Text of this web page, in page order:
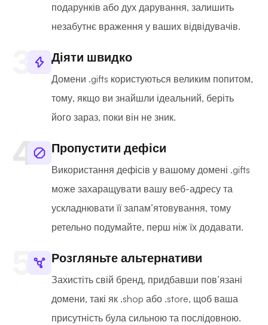
подарунків або дух дарування, залишить
незабутнє враження у ваших відвідувачів.
Діяти швидко
Домени .gifts користуються великим попитом,
тому, якщо ви знайшли ідеальний, беріть
його зараз, поки він не зник.
Пропустити дефіси
Використання дефісів у вашому домені .gifts
може захаращувати вашу веб-адресу та
ускладнювати її запам’ятовування, тому
ретельно подумайте, перш ніж їх додавати.
Розгляньте альтернативи
Захистіть свій бренд, придбавши пов’язані
домени, такі як .shop або .store, щоб ваша
присутність була сильною та послідовною.